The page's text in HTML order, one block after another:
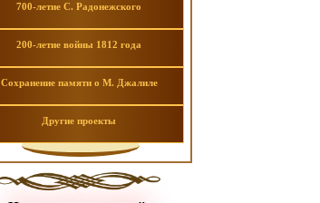
700-летие С. Радонежского
200-летие войны 1812 года
Сохранение памяти о М. Джалиле
Другие проекты